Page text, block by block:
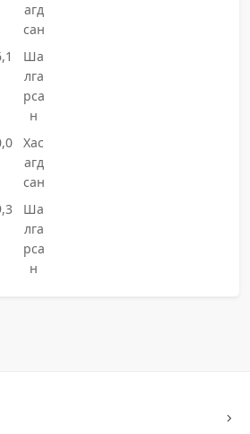
агд
сан
Ша
лга
рса
н
Хас
агд
сан
Ша
лга
рса
н